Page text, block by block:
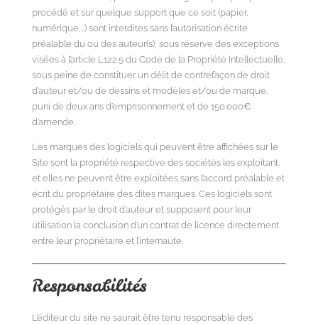
procédé et sur quelque support que ce soit (papier,
numérique,…) sont interdites sans l’autorisation écrite
préalable du ou des auteur(s), sous réserve des exceptions
visées à l’article L122.5 du Code de la Propriété Intellectuelle,
sous peine de constituer un délit de contrefaçon de droit
d’auteur et/ou de dessins et modèles et/ou de marque,
puni de deux ans d’emprisonnement et de 150.000€
d’amende.
Les marques des logiciels qui peuvent être affichées sur le
Site sont la propriété respective des sociétés les exploitant,
et elles ne peuvent être exploitées sans l’accord préalable et
écrit du propriétaire des dites marques. Ces logiciels sont
protégés par le droit d’auteur et supposent pour leur
utilisation la conclusion d’un contrat de licence directement
entre leur propriétaire et l’internaute.
Responsabilités
L’éditeur du site ne saurait être tenu responsable des